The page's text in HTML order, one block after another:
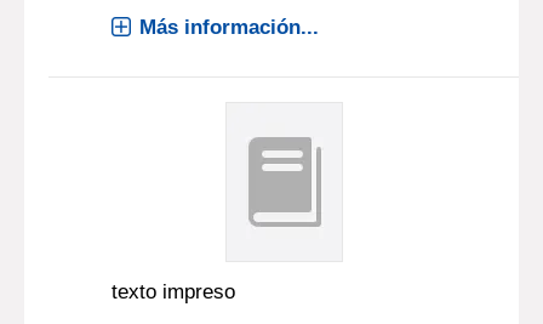
Más información...
texto impreso